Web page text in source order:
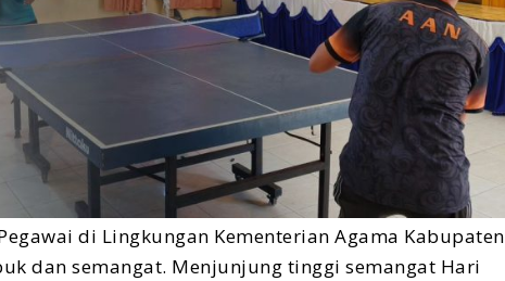
di Lingkungan Kementerian Agama Kabupaten
dan semangat. Menjunjung tinggi semangat Hari